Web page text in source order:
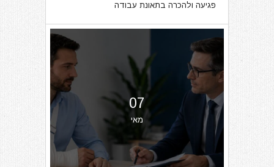
פגיעה ולהכרה בתאונת עבודה
07
מאי